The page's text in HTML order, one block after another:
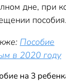
дне, при
пособия.
Пособие
в 2020 году
на 3